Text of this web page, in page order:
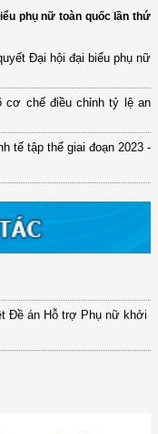
phụ nữ toàn quốc lần thứ
Đại hội đại biểu phụ nữ
cơ chế điều chỉnh tỷ lệ an
tế tập thể giai đoạn 2023 -
Khoa học, công nghệ và
số 2415/QĐ-TTg ngày
trình mục tiêu quốc gia
Đề án Hỗ trợ Phụ nữ khởi